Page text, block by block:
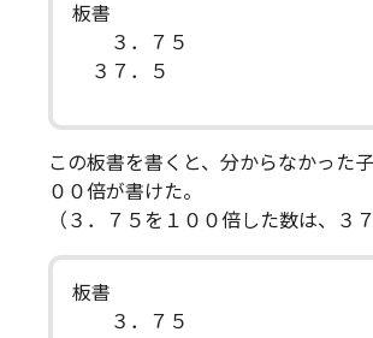
板書
３．７５
３７．５
この板書を書くと、分からなかった
００倍が書けた。
（３．７５を１００倍した数は、３７
板書
３．７５